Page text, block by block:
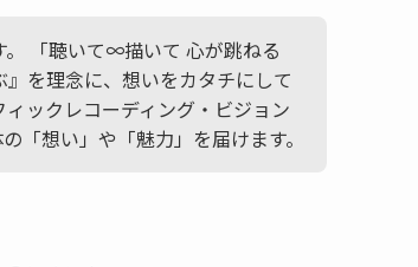
。 「聴いて∞描いて 心が跳ねる
を理念に、想いをカタチにして
ックレコーディング・ビジョン
「想い」や「魅力」を届けます。